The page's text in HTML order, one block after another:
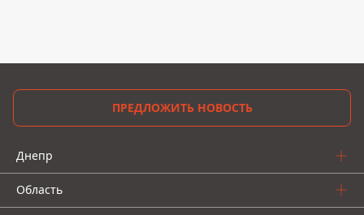
ПРЕДЛОЖИТЬ НОВОСТЬ
Днепр
Область